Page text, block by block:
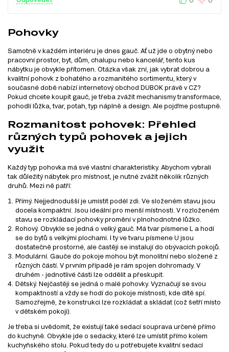
Pohovky
Samotně v každém interiéru je dnes gauč. Ať už jde o obytný nebo
pracovní prostor, byt, dům, chalupu nebo kancelář, tento kus
nábytku je obvykle přítomen. Otázka však zní, jak vybrat dobrou a
kvalitní pohovk z bohatého a rozmanitého sortimentu, který v
současné době nabízí internetový obchod DUBOK právě v CZ?
Pokud chcete koupit gauč, je třeba zvážit mechanismy transformace,
pohodlí lůžka, tvar, potah, typ náplně a design. Ale pojďme postupně.
Rozmanitost pohovek: Přehled
různých typů pohovek a jejich
využit
Každý typ pohovka má své vlastní charakteristiky. Abychom vybrali
tak důležitý nábytek pro místnost, je nutné zvážit několik různých
druhů. Mezi ně patří:
Přímý. Nejjednodušší je umístit podél zdi. Ve složeném stavu jsou
docela kompaktní. Jsou ideální pro menší místnosti. V rozloženém
stavu se rozkládací pohovky promění v plnohodnotné lůžko.
Rohový. Obvykle se jedná o velký gauč. Má tvar písmene L a hodí
se do bytů s velkými plochami. I ty ve tvaru písmene U jsou
dostatečně prostorné, ale častěji se instalují do obývacích pokojů.
Modulární. Gauče do pokoje mohou být monolitní nebo složené z
různých částí. V prvním případě je rám spojen dohromady. V
druhém - jednotlivé části lze oddělit a přeskupit.
Dětský. Nejčastěji se jedná o malé pohovky. Vyznačují se svou
kompaktností a vždy se hodí do pokoje místnosti, kde dítě spí.
Samozřejmě, že konstrukci lze rozkládat a skládat (což šetří místo
v dětském pokoji).
Je třeba si uvědomit, že existují také sedací souprava určené přímo
do kuchyně. Obvykle jde o sedacky, které lze umístit přímo kolem
kuchyňského stolu. Pokud tedy do u potřebujete kvalitní sedací